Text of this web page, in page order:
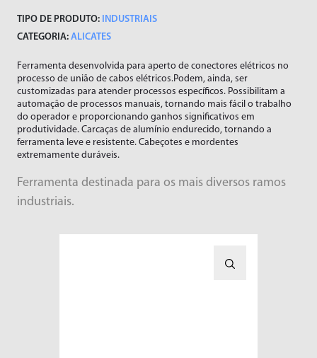
Alicates
Cortadores
Esmerilhadeiras
Furadeiras
Limadoras
Lixadeiras
Marteletes
Marteletes Rebatedores
Rebitador de Rosca
Segmentos
Agronegócio
Frigoríficos
Fundições
Linha Branca
Moveleiros
Recapadoras
Transportes
Lançamentos
Assistência Técnica
Atendimento
SEGMENTOS
TIPO DE PRODUTO: INDUSTRIAIS
CATEGORIA: ALICATES
Ferramenta desenvolvida para aperto de conectores elétricos no
processo de união de cabos elétricos.Podem, ainda, ser
customizadas para atender processos específicos. Possibilitam a
automação de processos manuais, tornando mais fácil o trabalho
do operador e proporcionando ganhos significativos em
produtividade. Carcaças de alumínio endurecido, tornando a
ferramenta leve e resistente. Cabeçotes e mordentes
extremamente duráveis.
Ferramenta destinada para os mais diversos ramos
industriais.